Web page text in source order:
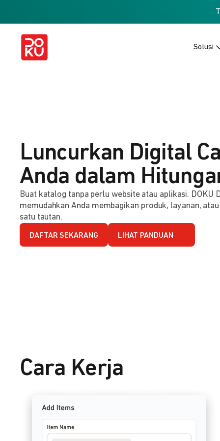
Solusi
Luncurkan Digital
Anda dalam
Buat katalog tanpa perlu website atau aplikasi. DOKU
memudahkan Anda membagikan produk, layanan,
satu tautan.
DAFTAR SEKARANG LIHAT PANDUAN
Cara Kerja